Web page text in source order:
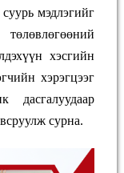
мэдлэгийг
хэсгийн
хэрэгцээг
дасгалуудаар
сурна.